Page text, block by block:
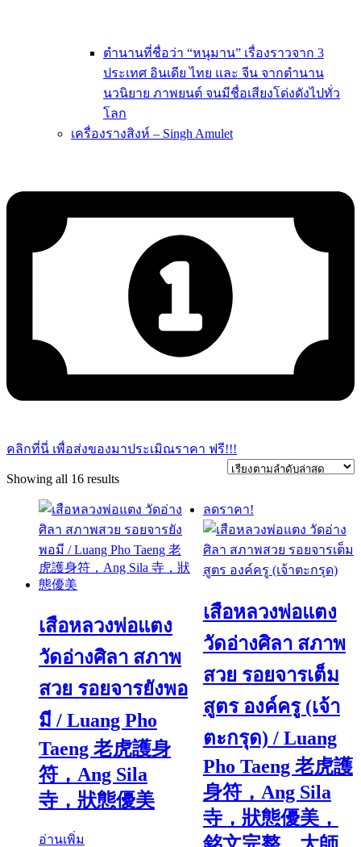
ตำนานที่ชื่อว่า “หนุมาน” เรื่องราวจาก 3
ประเทศ อินเดีย ไทย และ จีน จากตำนาน
นวนิยาย ภาพยนต์ จนมีชื่อเสียงโด่งดังไปทั่ว
โลก
เครื่องรางสิงห์ – Singh Amulet
คลิกที่นี่ เพื่อส่งของมาประเมิณราคา ฟรี!!!
Showing all 16 resultsSorted
latest
เสือหลวงพ่อแตง
วัดอ่างศิลา สภาพ
สวย รอยจารยังพอ
มี / Luang Pho
Taeng 老虎護身
符，Ang Sila
寺，狀態優美
อ่านเพิ่ม
ลดราคา!
เสือหลวงพ่อแตง
วัดอ่างศิลา สภาพ
สวย รอยจารเต็ม
สูตร องค์ครู (เจ้า
ตะกรุด) / Luang
Pho Taeng 老虎護
身符，Ang Sila
寺，狀態優美，